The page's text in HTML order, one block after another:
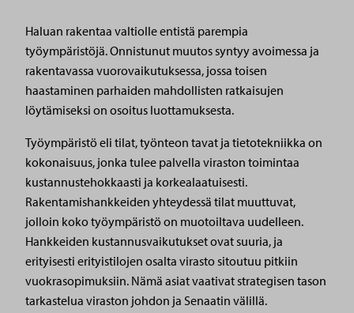
Haluan rakentaa valtiolle entistä parempia
työympäristöjä. Onnistunut muutos syntyy avoimessa ja
rakentavassa vuorovaikutuksessa, jossa toisen
haastaminen parhaiden mahdollisten ratkaisujen
löytämiseksi on osoitus luottamuksesta.
Työympäristö eli tilat, työnteon tavat ja tietotekniikka on
kokonaisuus, jonka tulee palvella viraston toimintaa
kustannustehokkaasti ja korkealaatuisesti.
Rakentamishankkeiden yhteydessä tilat muuttuvat,
jolloin koko työympäristö on muotoiltava uudelleen.
Hankkeiden kustannusvaikutukset ovat suuria, ja
erityisesti erityistilojen osalta virasto sitoutuu pitkiin
vuokrasopimuksiin. Nämä asiat vaativat strategisen tason
tarkastelua viraston johdon ja Senaatin välillä.